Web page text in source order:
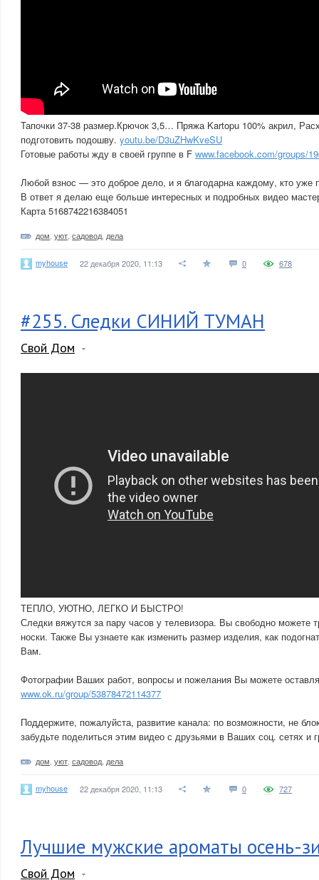
Тапочки 37-38 размер.Крючок 3,5… Пряжа Kartopu 100% акрил,
подготовить подошву. youtu.be/D3uZHwKveSU
Готовые работы жду в своей группе в F www.facebook.com/groups/
Любой взнос — это доброе дело, и я благодарна каждому, кто уже
В ответ я делаю еще больше интересных и подробных видео
Карта 5168742216384051
дом уют садовод дела
myhouse 22 декабря 2020, 11:13 0 678
#255. Следки СИНИЙ ТУМАН
Свой Дом
ТЕПЛО, УЮТНО, ЛЕГКО И БЫСТРО!
Следки вяжутся за пару часов у телевизора. Вы свободно можете
носки. Также Вы узнаете как изменить размер изделия, как
Вам.
Фотографии Ваших работ, вопросы и пожелания Вы можете
www.ok.ru/group/53878472114377
Поддержите, пожалуйста, развитие канала: по возможности, не
забудьте поделиться этим видео с друзьями в Ваших соц. сетях и
дом уют садовод дела
myhouse 22 декабря 2020, 11:13 0 727
Лучшие мужские ароматы осень-
Свой Дом